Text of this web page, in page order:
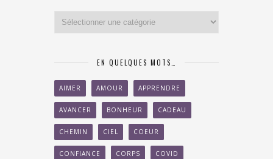
Categories
EN QUELQUES MOTS…
AIMER AMOUR APPRENDRE
AVANCER BONHEUR CADEAU
CHEMIN CIEL COEUR
CONFIANCE CORPS COVID